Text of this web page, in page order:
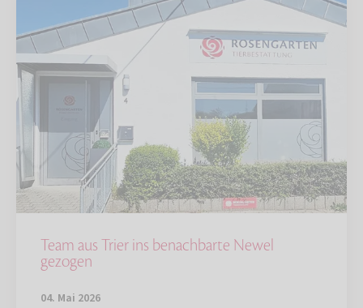
Team aus Trier ins benachbarte Newel
gezogen
04. Mai 2026